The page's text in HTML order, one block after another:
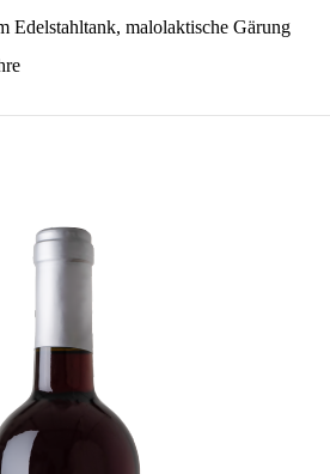
Edelstahltank, malolaktische Gärung